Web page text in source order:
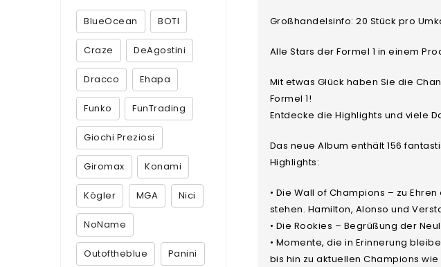
Großhandelsinfo: 20 Stück pro
Alle Stars der Formel 1 in einem
Mit etwas Glück haben Sie die
Formel 1!
Entdecke die Highlights und viele
Das neue Album enthält 156
Highlights:
• Die Wall of Champions – zu
stehen. Hamilton, Alonso und
• Die Rookies – Begrüßung der
• Momente, die in Erinnerung
bis hin zu aktuellen Champions
BlueOcean BOTI
Craze DeAgostini
Dracco Ehapa
Funko FunTrading
Giochi Preziosi
Giromax Konami
Kögler MGA Nici
NoName
Outoftheblue Panini